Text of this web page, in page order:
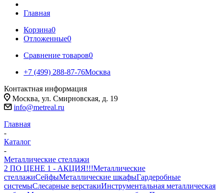
Главная
Корзина0
Отложенные0
Сравнение товаров0
+7 (499) 288-87-76Москва
Контактная информация
Москва, ул. Смирновская, д. 19
info@metreal.ru
Главная
-
Каталог
-
Металлические стеллажи
2 ПО ЦЕНЕ 1 - АКЦИЯ!!!Металлические
стеллажиСейфыМеталлические шкафыГардеробные
системыСлесарные верстакиИнструментальная металлическая